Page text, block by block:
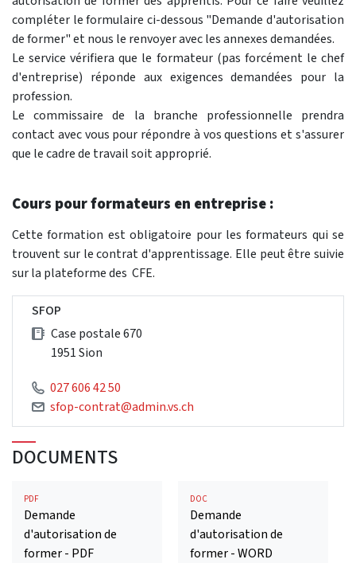
compléter le formulaire ci-dessous "Demande d'autorisation
de former" et nous le renvoyer avec les annexes demandées.
Le service vérifiera que le formateur (pas forcément le chef
d'entreprise) réponde aux exigences demandées pour la
profession.
Le commissaire de la branche professionnelle prendra
contact avec vous pour répondre à vos questions et s'assurer
que le cadre de travail soit approprié.
Cours pour formateurs en entreprise :
Cette formation est obligatoire pour les formateurs qui se
trouvent sur le contrat d'apprentissage. Elle peut être suivie
sur la plateforme des CFE.
SFOP
Case postale 670
1951 Sion
027 606 42 50
sfop-contrat@admin.vs.ch
DOCUMENTS
PDF
Demande
d'autorisation de
former - PDF
DOC
Demande
d'autorisation de
former - WORD